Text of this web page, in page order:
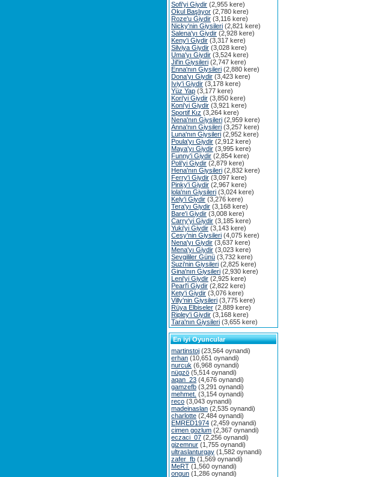
Sofi'yi Giydir (2,955 kere)
Okul Başlıyor (2,780 kere)
Roze'u Giydir (3,116 kere)
Nicky'nin Giysileri (2,821 kere)
Salena'yı Giydir (2,928 kere)
Keny'i Giydir (3,317 kere)
Silviya Giydir (3,028 kere)
Uma'yı Giydir (3,524 kere)
Jil'in Giysileri (2,747 kere)
Enna'nın Giysileri (2,880 kere)
Dona'yı Giydir (3,423 kere)
Iviy'i Giydir (3,178 kere)
Yüz Yap (3,177 kere)
Kori'yi Giydir (3,850 kere)
Koni'yi Giydir (3,921 kere)
Sportif Kız (3,264 kere)
Nena'nın Giysileri (2,959 kere)
Anna'nın Giysileri (3,257 kere)
Luna'nın Giysileri (2,952 kere)
Poula'yı Giydir (2,912 kere)
Maya'yı Giydir (3,995 kere)
Funny'i Giydir (2,854 kere)
Poli'yi Giydir (2,879 kere)
Hena'nın Giysileri (2,832 kere)
Ferry'i Giydir (3,097 kere)
Pinky'i Giydir (2,967 kere)
lola'nın Giysileri (3,024 kere)
Kely'i Giydir (3,276 kere)
Tera'yı Giydir (3,168 kere)
Bare'i Giydir (3,008 kere)
Carry'yi Giydir (3,185 kere)
Yuki'yi Giydir (3,143 kere)
Cesy'nin Giysileri (4,075 kere)
Nena'yı Giydir (3,637 kere)
Mena'yı Giydir (3,023 kere)
Sevgililer Günü (3,732 kere)
Suzi'nin Giysileri (2,825 kere)
Gina'nın Giysileri (2,930 kere)
Leni'yi Giydir (2,925 kere)
Pearl'i Giydir (2,822 kere)
Kety'i Giydir (3,076 kere)
Villy'nin Giysileri (3,775 kere)
Rüya Elbiseler (2,889 kere)
Ripley'i Giydir (3,168 kere)
Tara'nın Giysileri (3,655 kere)
En iyi Oyuncular
martinstoj (23,564 oynandi)
erhan (10,651 oynandi)
nurcuk (6,968 oynandi)
nügzö (5,514 oynandi)
aqan_23 (4,676 oynandi)
gamzefb (3,291 oynandi)
mehmet. (3,154 oynandi)
reco (3,043 oynandi)
madeinaslan (2,535 oynandi)
charlotte (2,484 oynandi)
EMRED1974 (2,459 oynandi)
cimen gozlum (2,367 oynandi)
eczaci_07 (2,256 oynandi)
gizemnur (1,755 oynandi)
ultraslanturgay (1,582 oynandi)
zafer_fb (1,569 oynandi)
MeRT (1,560 oynandi)
ongun (1,286 oynandi)